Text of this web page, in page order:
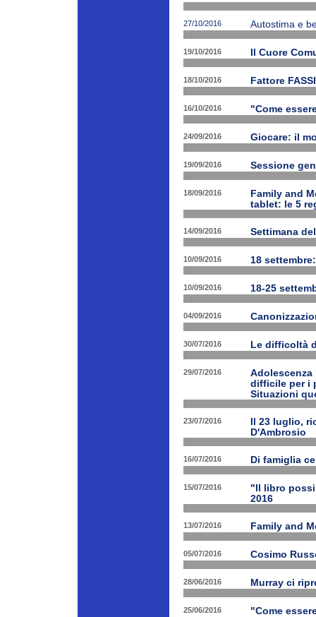
27/10/2016 Autostima e
19/10/2016 Il Cuore
18/10/2016 Fattore FASSI
16/10/2016 "Come
24/09/2016 Giocare: il
19/09/2016 Sessione
18/09/2016
Family and
tablet: le 5
14/09/2016 Settimana
10/09/2016 18
10/09/2016 18-25
04/09/2016
30/07/2016 Le difficoltà
29/07/2016
difficile per i
Situazioni
23/07/2016
Il 23 luglio,
D'Ambrosio
16/07/2016 Di famiglia
15/07/2016
"Il libro
2016
13/07/2016 Family and
05/07/2016 Cosimo
28/06/2016 Murray ci
25/06/2016 "Come